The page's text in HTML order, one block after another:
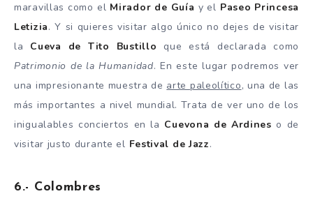
maravillas como el Mirador de Guía y el Paseo Princesa
Letizia. Y si quieres visitar algo único no dejes de visitar
la Cueva de Tito Bustillo que está declarada como
Patrimonio de la Humanidad. En este lugar podremos ver
una impresionante muestra de arte paleolítico, una de las
más importantes a nivel mundial. Trata de ver uno de los
inigualables conciertos en la Cuevona de Ardines o de
visitar justo durante el Festival de Jazz.
6.- Colombres